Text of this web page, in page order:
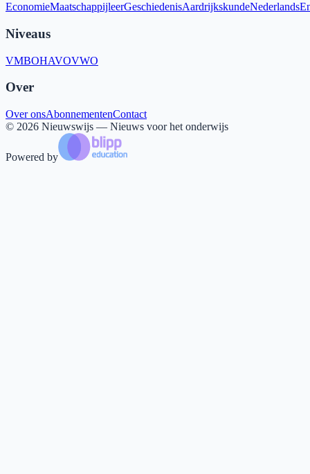
EconomieMaatschappijleerGeschiedenisAardrijkskundeNederlands
Niveaus
VMBOHAVOVWO
Over
Over onsAbonnementenContact
© 2026 Nieuwswijs — Nieuws voor het onderwijs
Powered by